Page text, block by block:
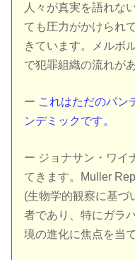
人々が真実を語れな
ても圧力がかけられ
きています。メルボ
で犯罪組織の流れが
ー これはただのパン
ンデミックです。
ー ジョナサン・ワイ
てきます。Muller
(生物学的観察に基づ
者であり、特にガラ
境の進化に焦点を当